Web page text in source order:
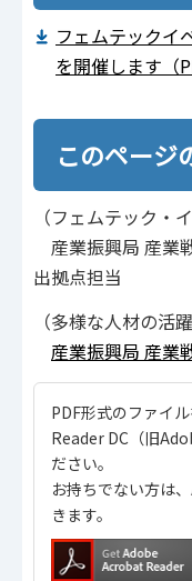
フェムテックイ
を開催します（
このページ
（フェムテック・
産業振興局 産業
出拠点担当
（多様な人材の活
産業振興局 産業
PDF形式のファイ
Reader DC（旧
ださい。
お持ちでない方は
きます。